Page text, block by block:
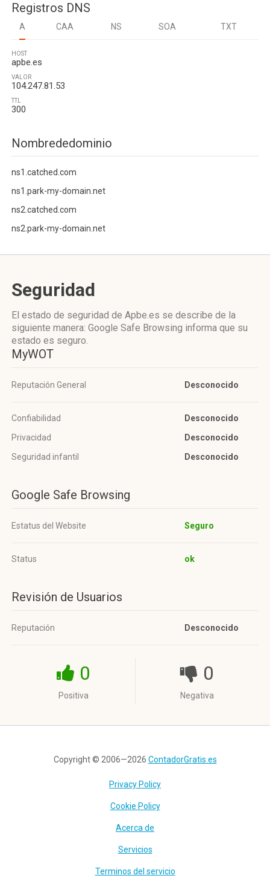
Registros DNS
A CAA NS SOA TXT
HOST
apbe.es
VALOR
104.247.81.53
TTL
300
Nombrededominio
ns1.catched.com
ns1.park-my-domain.net
ns2.catched.com
ns2.park-my-domain.net
Seguridad
El estado de seguridad de Apbe.es se describe de la
siguiente manera: Google Safe Browsing informa que su
estado es seguro.
MyWOT
Reputación General Desconocido
Confiabilidad
Desconocido
Privacidad
Desconocido
Seguridad infantil
Desconocido
Google Safe Browsing
Estatus del Website Seguro
Status ok
Revisión de Usuarios
Reputación Desconocido
0
Positiva
0
Negativa
Copyright © 2006—2026 ContadorGratis.es
Privacy Policy
Cookie Policy
Acerca de
Servicios
Terminos del servicio